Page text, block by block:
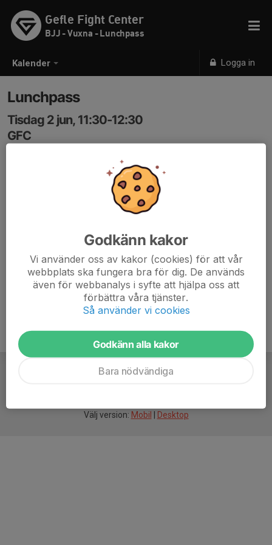
Kalender Logga in
Gefle Fight Center
BJJ - Vuxna - Lunchpass
Lunchpass
Tisdag 2 jun, 11:30-12:30
GFC
Välj version: Mobil Desktop
Godkänn kakor
Vi använder oss av kakor (cookies) för att vår
webbplats ska fungera bra för dig. De används
även för webbanalys i syfte att hjälpa oss att
förbättra våra tjänster.
Så använder vi cookies
Godkänn alla kakor
Bara nödvändiga